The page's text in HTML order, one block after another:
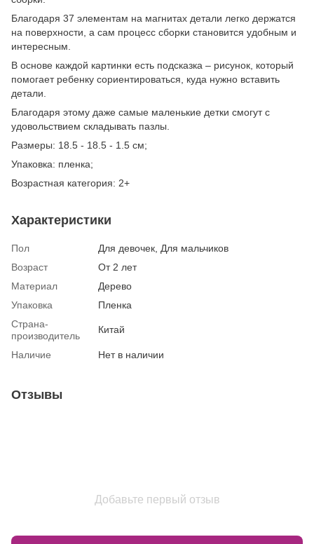
Благодаря 37 элементам на магнитах детали легко держатся
на поверхности, а сам процесс сборки становится удобным и
интересным.
В основе каждой картинки есть подсказка – рисунок, который
помогает ребенку сориентироваться, куда нужно вставить
детали.
Благодаря этому даже самые маленькие детки смогут с
удовольствием складывать пазлы.
Размеры: 18.5 - 18.5 - 1.5 см;
Упаковка: пленка;
Возрастная категория: 2+
Характеристики
Пол
Для девочек, Для мальчиков
Возраст
От 2 лет
Материал
Дерево
Упаковка
Пленка
Страна-
производитель
Китай
Наличие Нет в наличии
Отзывы
Добавьте первый отзыв